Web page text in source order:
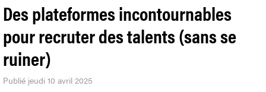
Des plateformes incontournables
pour recruter des talents (sans se
ruiner)
Publié jeudi 10 avril 2025